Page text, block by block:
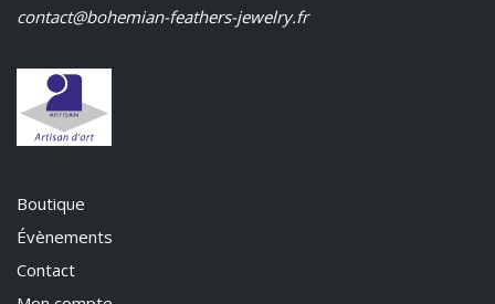
contact@bohemian-feathers-jewelry.fr
Boutique
Évènements
Contact